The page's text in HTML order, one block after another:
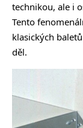
technikou, ale i
Tento
klasických
děl.